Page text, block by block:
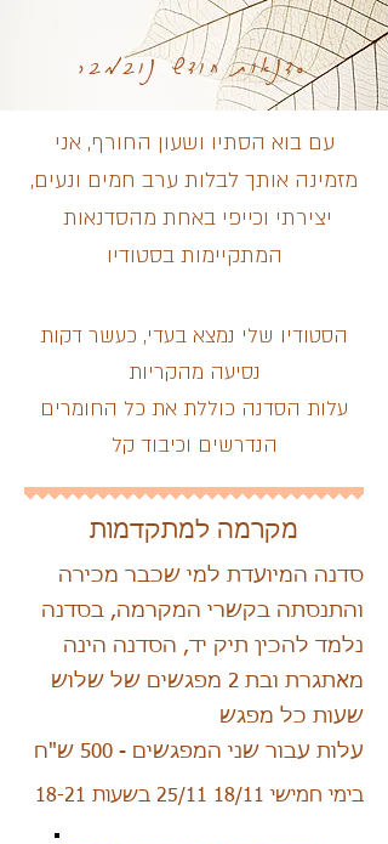
סדנאות חודש נובמבר
עם בוא הסתיו ושעון החורף, אני
מזמינה אותך לבלות ערב חמים ונעים,
יצירתי וכייפי באחת מהסדנאות
המתקיימות בסטודיו
הסטודיו שלי נמצא בעדי, כעשר דקות
נסיעה מהקריות
עלות הסדנה כוללת את כל החומרים
הנדרשים וכיבוד קל
מקרמה למתקדמות
סדנה המיועדת למי שכבר מכירה
והתנסתה בקשרי המקרמה, בסדנה
נלמד להכין תיק יד, הסדנה הינה
מאתגרת ובת 2 מפגשים של שלוש
שעות כל מפגש
עלות עבור שני המפגשים - 500 ש"ח
בימי חמישי 18/11 25/11 בשעות 18-21